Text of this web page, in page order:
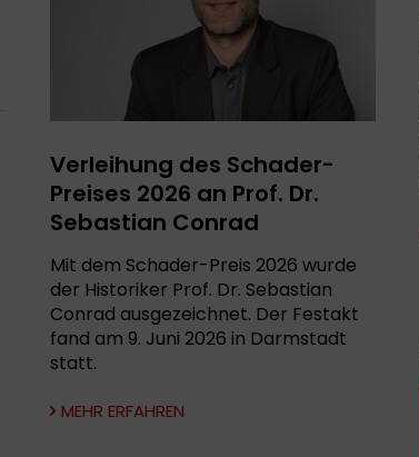
Verleihung des Schader-
Preises 2026 an Prof. Dr.
Sebastian Conrad
Mit dem Schader-Preis 2026 wurde
der Historiker Prof. Dr. Sebastian
Conrad ausgezeichnet. Der Festakt
fand am 9. Juni 2026 in Darmstadt
statt.
MEHR ERFAHREN